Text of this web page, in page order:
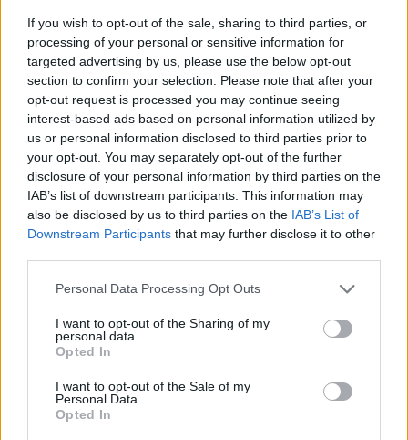
If you wish to opt-out of the sale, sharing to third parties, or
processing of your personal or sensitive information for
targeted advertising by us, please use the below opt-out
section to confirm your selection. Please note that after your
opt-out request is processed you may continue seeing
interest-based ads based on personal information utilized by
us or personal information disclosed to third parties prior to
your opt-out. You may separately opt-out of the further
disclosure of your personal information by third parties on the
IAB’s list of downstream participants. This information may
also be disclosed by us to third parties on the IAB’s List of
Downstream Participants that may further disclose it to other
Personal Data Processing Opt Outs
I want to opt-out of the Sharing of my
personal data.
Opted In
I want to opt-out of the Sale of my
Personal Data.
Opted In
Premier League.
Non sarà sicuramente una passeggiata
vincere la competizione perché i due club di Manchester
sembrano veramente intenzionati a combattere fino a
Maggio per la vittoria finale, ma in una stagione in cui due
big comeChelseaeLiverpoolnon potranno dire la loro
nei piani alti della graduatoria, l’occasione è ghiotta per
colmare il vuoto di una Premier Leagueche dura dalla
stagione 2003/04.
In tanti si sono innamorati del calcio, i perché sono i più
svariati: da “il calcio è una scienza inesatta”, al “è strano
ed imprevedibile”, oltre ad essere maledettamente bello e
romantico. Romantico sì, un po’ come l’Arsenal di George
Grahamo per capirsi meglio, quella diNick Hornbyin
“Febbre a 90”. Sarà improbabile che si ripeta la stagione
perché lo stadio non è piùHighbury, ma è l’ Emirates
via discorrendo. Comunque la cosa sicura è che il nuovo
Arsenal
Premier League e cheil maestro francese di Football ci
capisce,eccome.